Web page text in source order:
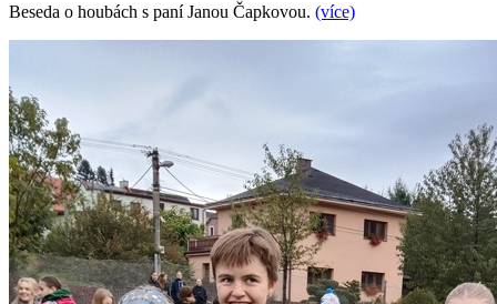
Beseda o houbách s paní Janou Čapkovou. (více)